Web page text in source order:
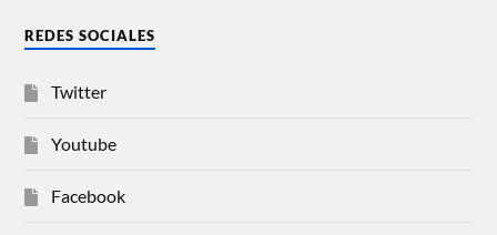
REDES SOCIALES
Twitter
Youtube
Facebook